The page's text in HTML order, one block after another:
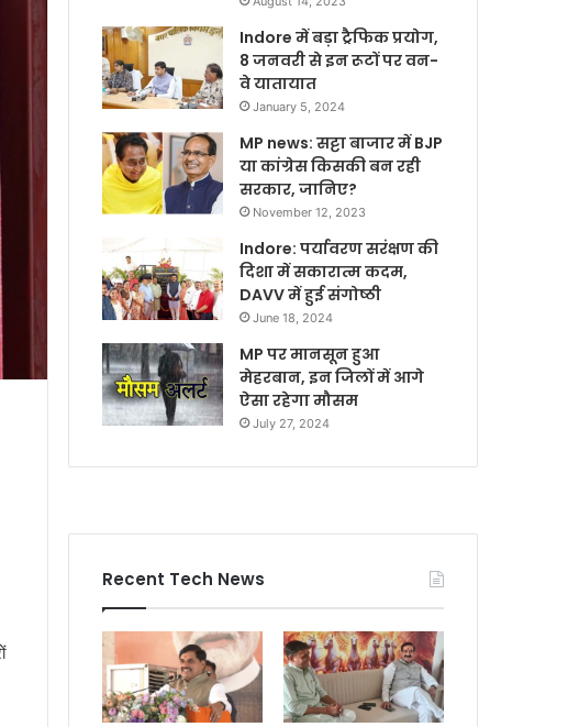
Indore में बड़ा ट्रैफिक प्रयोग,
8 जनवरी से इन रूटों पर वन-
वे यातायात
January 5, 2024
MP news: सट्टा बाजार में BJP
या कांग्रेस किसकी बन रही
सरकार, जानिए?
November 12, 2023
Indore: पर्यावरण सरंक्षण की
दिशा में सकारात्म कदम,
DAVV में हुई संगोष्ठी
June 18, 2024
MP पर मानसून हुआ
मेहरबान, इन जिलों में आगे
ऐसा रहेगा मौसम
July 27, 2024
Recent Tech News